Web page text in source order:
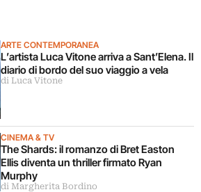
ARTE CONTEMPORANEA
L’artista Luca Vitone arriva a Sant’Elena. Il
diario di bordo del suo viaggio a vela
di Luca Vitone
CINEMA & TV
The Shards: il romanzo di Bret Easton
Ellis diventa un thriller firmato Ryan
Murphy
di Margherita Bordino